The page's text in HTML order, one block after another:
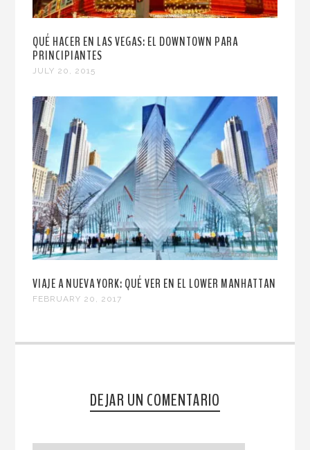
QUÉ HACER EN LAS VEGAS: EL DOWNTOWN PARA
PRINCIPIANTES
JULY 20, 2015
VIAJE A NUEVA YORK: QUÉ VER EN EL LOWER MANHATTAN
FEBRUARY 20, 2017
DEJAR UN COMENTARIO